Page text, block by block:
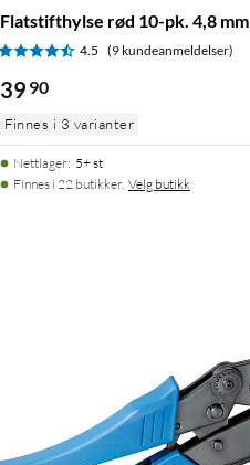
Flatstifthylse rød 10-pk. 4,8 mm
4.5 (9 kundeanmeldelser)
39 90
Finnes i 3 varianter
Nettlager: 5+ st
Finnes i 22 butikker. Velg butikk